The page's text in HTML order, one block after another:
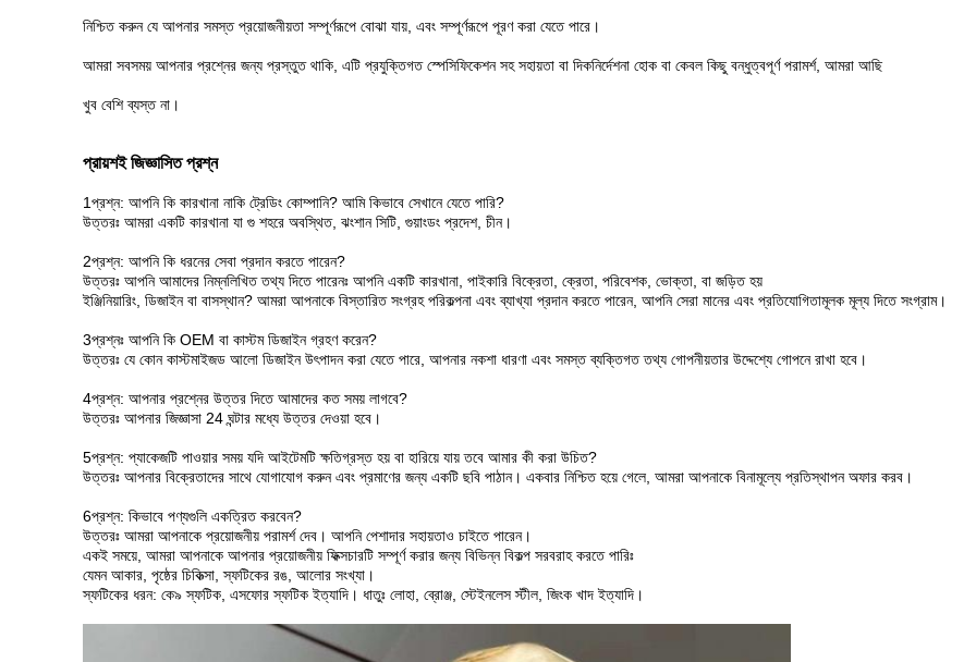
নিশ্চিত করুন যে আপনার সমস্ত প্রয়োজনীয়তা সম্পূর্ণরূপে বোঝা যায়, এবং সম্পূর্ণরূপে পূরণ করা যেতে পারে।
আমরা সবসময় আপনার প্রশ্নের জন্য প্রস্তুত থাকি, এটি প্রযুক্তিগত স্পেসিফিকেশন সহ সহায়তা বা দিকনির্দেশনা হোক বা কেবল কিছু বন্ধুত্বপূর্ণ পরামর্শ, আমরা আছি
খুব বেশি ব্যস্ত না।
প্রায়শই জিজ্ঞাসিত প্রশ্ন
1প্রশ্ন: আপনি কি কারখানা নাকি ট্রেডিং কোম্পানি? আমি কিভাবে সেখানে যেতে পারি?
উত্তরঃ আমরা একটি কারখানা যা গু শহরে অবস্থিত, ঝংশান সিটি, গুয়াংডং প্রদেশ, চীন।
2প্রশ্ন: আপনি কি ধরনের সেবা প্রদান করতে পারেন?
উত্তরঃ আপনি আমাদের নিম্নলিখিত তথ্য দিতে পারেনঃ আপনি একটি কারখানা, পাইকারি বিক্রেতা, ক্রেতা, পরিবেশক, ভোক্তা, বা জড়িত হয়
ইঞ্জিনিয়ারিং, ডিজাইন বা বাসস্থান? আমরা আপনাকে বিস্তারিত সংগ্রহ পরিকল্পনা এবং ব্যাখ্যা প্রদান করতে পারেন, আপনি সেরা মানের এবং প্রতিযোগিতামূলক মূল্য দিতে সংগ্রাম।
3প্রশ্নঃ আপনি কি OEM বা কাস্টম ডিজাইন গ্রহণ করেন?
উত্তরঃ যে কোন কাস্টমাইজড আলো ডিজাইন উৎপাদন করা যেতে পারে, আপনার নকশা ধারণা এবং সমস্ত ব্যক্তিগত তথ্য গোপনীয়তার উদ্দেশ্যে গোপনে রাখা হবে।
4প্রশ্ন: আপনার প্রশ্নের উত্তর দিতে আমাদের কত সময় লাগবে?
উত্তরঃ আপনার জিজ্ঞাসা 24 ঘন্টার মধ্যে উত্তর দেওয়া হবে।
5প্রশ্ন: প্যাকেজটি পাওয়ার সময় যদি আইটেমটি ক্ষতিগ্রস্ত হয় বা হারিয়ে যায় তবে আমার কী করা উচিত?
উত্তরঃ আপনার বিক্রেতাদের সাথে যোগাযোগ করুন এবং প্রমাণের জন্য একটি ছবি পাঠান। একবার নিশ্চিত হয়ে গেলে, আমরা আপনাকে বিনামূল্যে প্রতিস্থাপন অফার করব।
6প্রশ্ন: কিভাবে পণ্যগুলি একত্রিত করবেন?
উত্তরঃ আমরা আপনাকে প্রয়োজনীয় পরামর্শ দেব। আপনি পেশাদার সহায়তাও চাইতে পারেন।
একই সময়ে, আমরা আপনাকে আপনার প্রয়োজনীয় ফিক্সচারটি সম্পূর্ণ করার জন্য বিভিন্ন বিকল্প সরবরাহ করতে পারিঃ
যেমন আকার, পৃষ্ঠের চিকিত্সা, স্ফটিকের রঙ, আলোর সংখ্যা।
স্ফটিকের ধরন: কে৯ স্ফটিক, এসফোর স্ফটিক ইত্যাদি। ধাতুঃ লোহা, ব্রোঞ্জ, স্টেইনলেস স্টীল, জিংক খাদ ইত্যাদি।